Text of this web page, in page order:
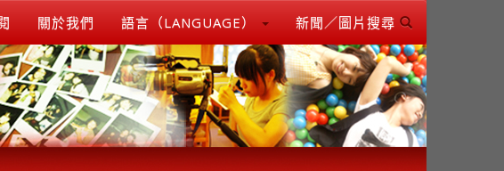
關於我們 語言（LANGUAGE） 新聞／圖片搜尋